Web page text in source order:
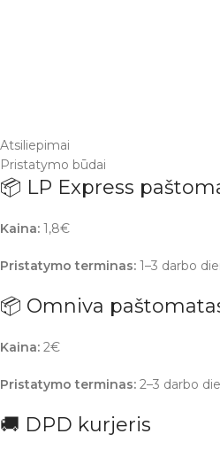
Atsiliepimai
Pristatymo būdai
📦 LP Express
Kaina: 1,8€
Pristatymo terminas: 1–3 darbo
📦 Omniva
Kaina: 2€
Pristatymo terminas: 2–3 darbo
🚚 DPD kurjeris